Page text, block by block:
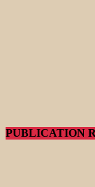
PUBLICATION